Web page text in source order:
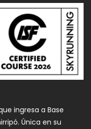
ingresa a Base
Única en su